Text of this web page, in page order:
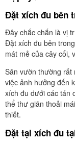
Đặt xích đu bên
Đây chắc chắn là vị
Đặt xích đu bên
mát mẻ của cây cối,
Sân vườn thường rất
việc ảnh hưởng đến
xích đu dưới các tán
thể thư giãn thoải
thiết.
Đặt tại xích đu